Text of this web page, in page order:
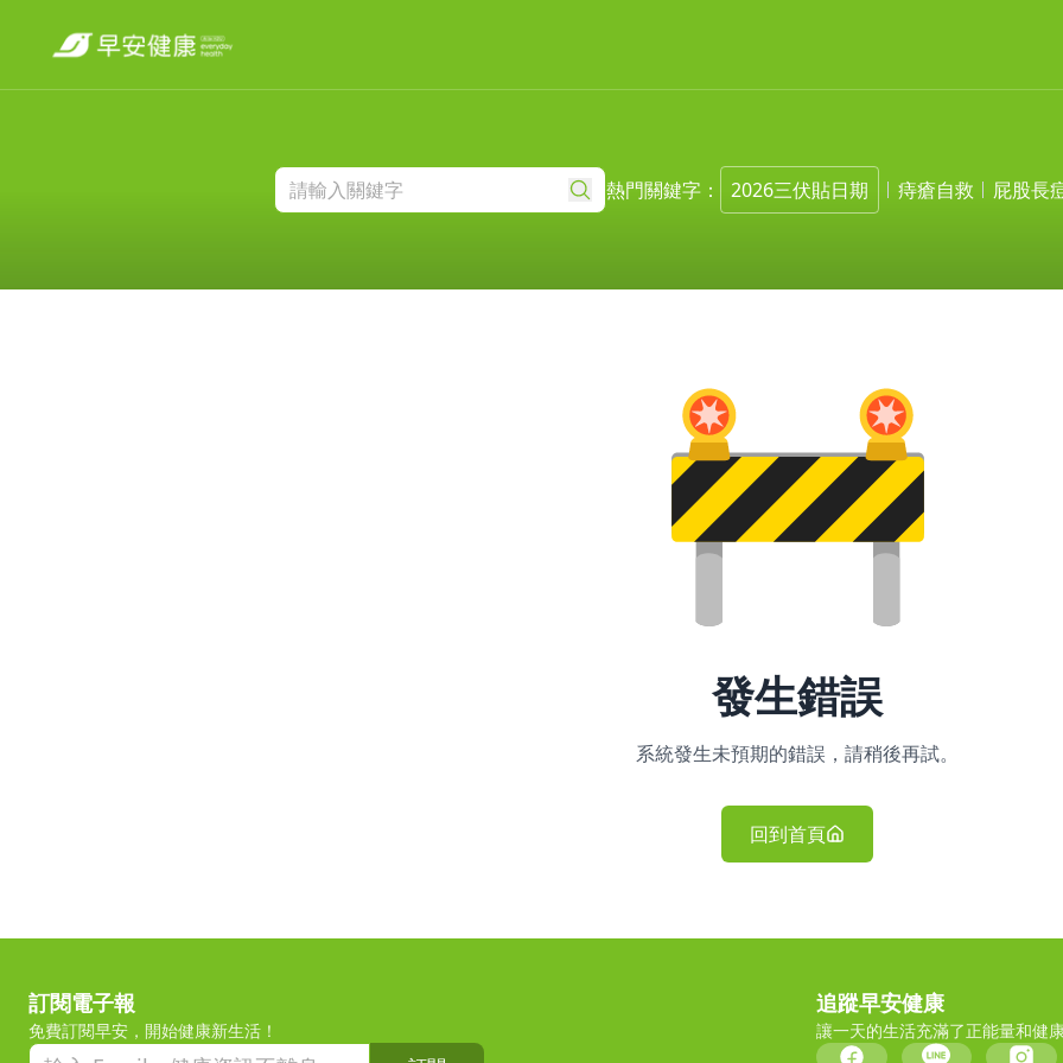
熱門關鍵字： 2026三伏貼日期 痔瘡自救 屁股長
發生錯誤
系統發生未預期的錯誤，請稍後再試。
回到首頁
訂閱電子報
免費訂閱早安，開始健康新生活！
追蹤早安健康
讓一天的生活充滿了正能量和健